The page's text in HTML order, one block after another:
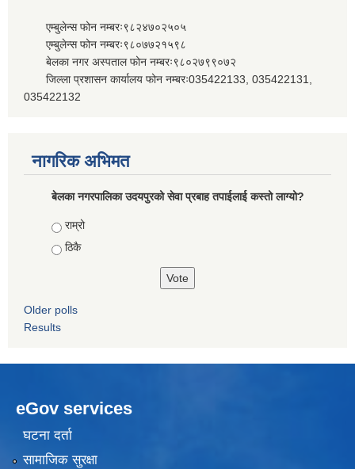
एम्बुलेन्स फोन नम्बरः९८२४७०२५०५
एम्बुलेन्स फोन नम्बरः९८०७७२१५९८
बेलका नगर अस्पताल फोन नम्बरः९८०२७९९०७२
जिल्ला प्रशासन कार्यालय फोन नम्बरः035422133, 035422131,
035422132
नागरिक अभिमत
बेलका नगरपालिका उदयपुरको सेवा प्रबाह तपाईलाई कस्तो लाग्यो?
Choices
राम्रो
ठिकै
Older polls
Results
eGov services
घटना दर्ता
सामाजिक सुरक्षा